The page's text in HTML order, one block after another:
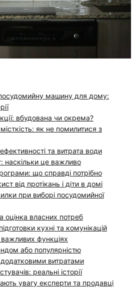
машину для дому:
вбудована чи окрема?
як не помилитися з
та витрата води
наскільки це важливо
що справді потрібно
від протікань і діти в домі
при виборі посудомийної
оцінка власних потреб
кухні та комунікацій
функціях
або популярністю
витратами
реальні історії
увагу експерти та продавці